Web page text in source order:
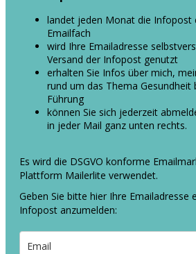
landet jeden Monat die Infopost
Emailfach
wird Ihre Emailadresse
Versand der Infopost genutzt
erhalten Sie Infos über mich,
rund um das Thema Gesundheit
Führung
können Sie sich jederzeit
in jeder Mail ganz unten rechts.
Es wird die DSGVO konforme
Plattform Mailerlite verwendet.
Geben Sie bitte hier Ihre Emailadresse
Infopost anzumelden: